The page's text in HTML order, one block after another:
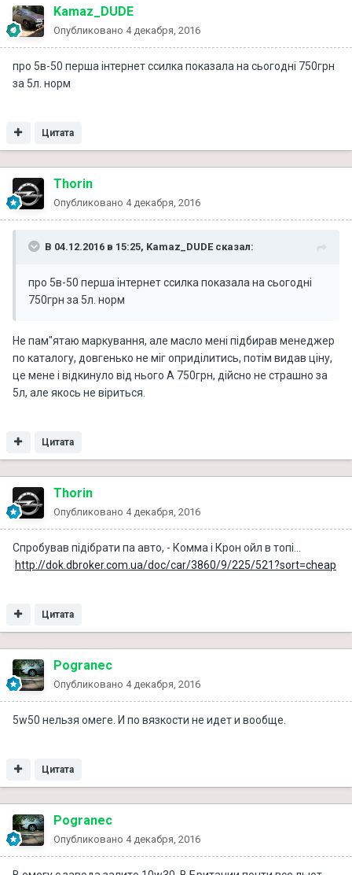
Kamaz_DUDE
Опубликовано 4 декабря, 2016
про 5в-50 перша інтернет ссилка показала на сьогодні 750грн
за 5л. норм
Цитата
Thorin
Опубликовано 4 декабря, 2016
В 04.12.2016 в 15:25, Kamaz_DUDE сказал:
про 5в-50 перша інтернет ссилка показала на сьогодні
750грн за 5л. норм
Не пам"ятаю маркування, але масло мені підбирав менеджер
по каталогу, довгенько не міг оприділитись, потім видав ціну,
це мене і відкинуло від нього А 750грн, дійсно не страшно за
5л, але якось не віриться.
Цитата
Thorin
Опубликовано 4 декабря, 2016
Спробував підібрати па авто, - Комма і Крон ойл в топі...
http://dok.dbroker.com.ua/doc/car/3860/9/225/521?sort=cheap
Цитата
Pogranec
Опубликовано 4 декабря, 2016
5w50 нельзя омеге. И по вязкости не идет и вообще.
Цитата
Pogranec
Опубликовано 4 декабря, 2016